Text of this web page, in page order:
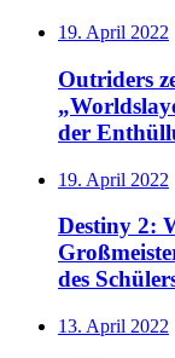
19. April 2022
Outriders
der
19. April 2022
Destiny 2:
des
13. April 2022